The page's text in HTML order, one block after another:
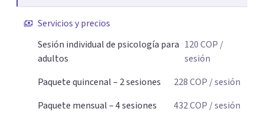
Servicios y precios
Sesión individual de psicología para
adultos
120COP /
sesión
Paquete quincenal – 2 sesiones
228COP / sesión
Paquete mensual – 4 sesiones
432COP / sesión